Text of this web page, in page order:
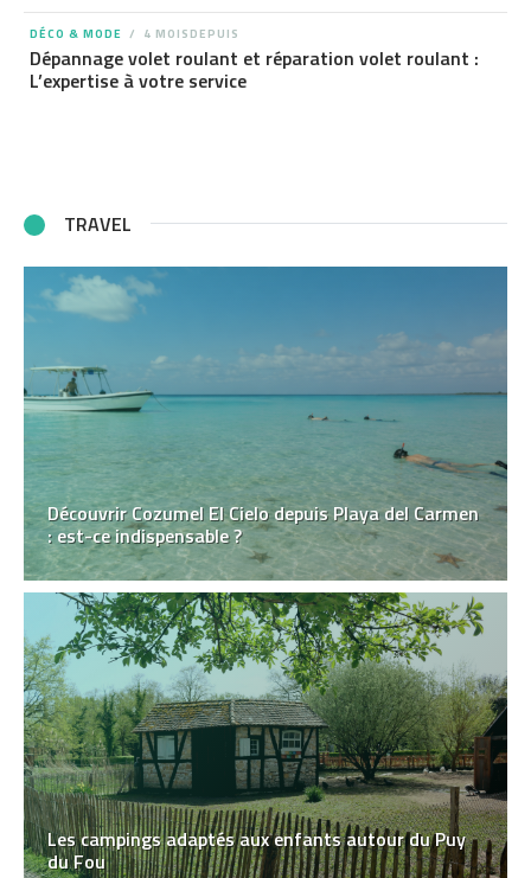
DÉCO & MODE 4 MOISDEPUIS
Dépannage volet roulant et réparation volet roulant :
L’expertise à votre service
TRAVEL
Découvrir Cozumel El Cielo depuis Playa del Carmen
: est-ce indispensable ?
Les campings adaptés aux enfants autour du Puy
du Fou